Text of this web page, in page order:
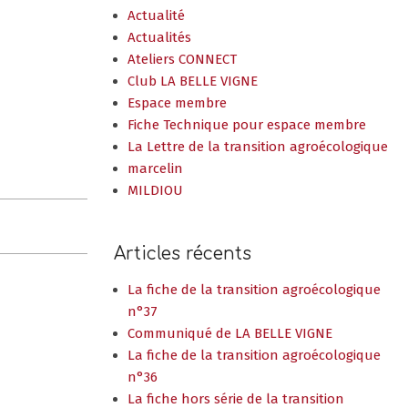
Actualité
Actualités
Ateliers CONNECT
Club LA BELLE VIGNE
Espace membre
Fiche Technique pour espace membre
La Lettre de la transition agroécologique
marcelin
MILDIOU
Articles récents
La fiche de la transition agroécologique
n°37
Communiqué de LA BELLE VIGNE
La fiche de la transition agroécologique
n°36
La fiche hors série de la transition